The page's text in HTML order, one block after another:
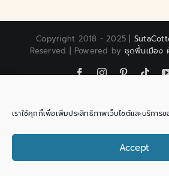
เราใช้คุกกี้เพื่อเพิ่มประสิทธิภาพเว็บไซต์และบริการข
Accept
Copyright 2018 - 2025 |
Reserved | Powered by ชุดพื้นเมือง
FacebookInstagramPinterest